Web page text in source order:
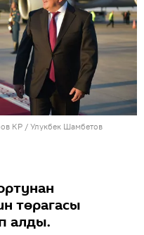
КР / Улукбек Шамбетов
төрагасы
алды.